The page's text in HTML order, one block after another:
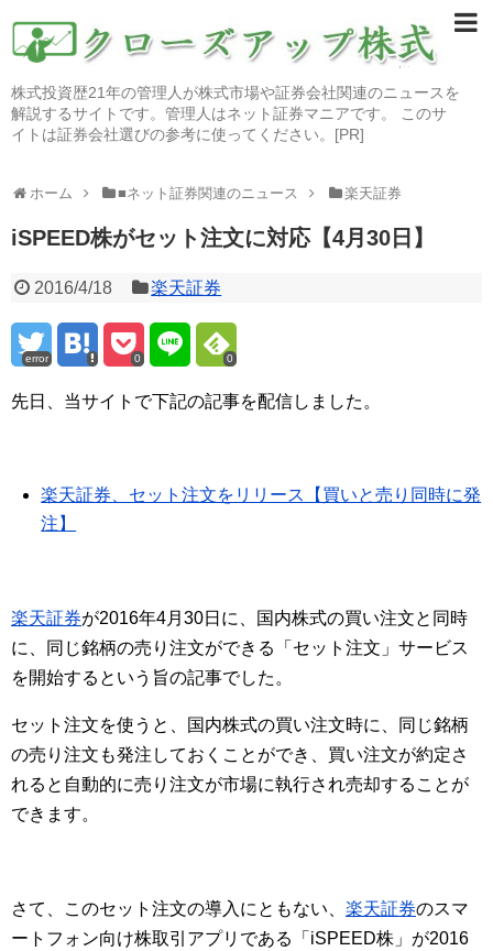
株式投資歴21年の管理人が株式市場や証券会社関連のニュースを
解説するサイトです。管理人はネット証券マニアです。 このサ
イトは証券会社選びの参考に使ってください。[PR]
ホーム ■ネット証券関連のニュース 楽天証券
iSPEED株がセット注文に対応【4月30日】
2016/4/18 楽天証券
error 0 0
先日、当サイトで下記の記事を配信しました。
楽天証券、セット注文をリリース【買いと売り同時に発
注】
楽天証券が2016年4月30日に、国内株式の買い注文と同時
に、同じ銘柄の売り注文ができる「セット注文」サービス
を開始するという旨の記事でした。
セット注文を使うと、国内株式の買い注文時に、同じ銘柄
の売り注文も発注しておくことができ、買い注文が約定さ
れると自動的に売り注文が市場に執行され売却することが
できます。
さて、このセット注文の導入にともない、 楽天証券のスマ
ートフォン向け株取引アプリである「iSPEED株」が2016